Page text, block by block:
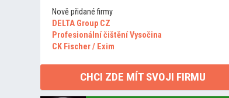
Nově přidané firmy
DELTA Group CZ
Profesionální čištění Vysočina
CK Fischer / Exim
CHCI ZDE MÍT SVOJI FIRMU